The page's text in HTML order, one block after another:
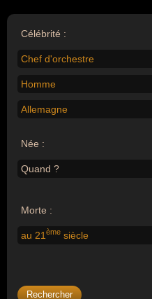
Célébrité :
Chef d'orchestre
Homme
Allemagne
Née :
Quand ?
Morte :
au 21 ème siècle